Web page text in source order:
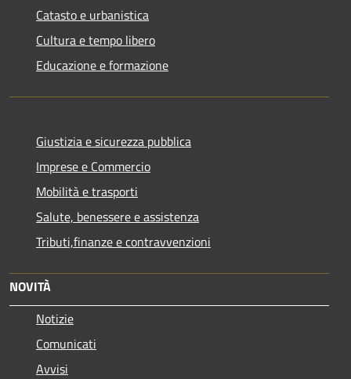
Catasto e urbanistica
Cultura e tempo libero
Educazione e formazione
Giustizia e sicurezza pubblica
Imprese e Commercio
Mobilità e trasporti
Salute, benessere e assistenza
Tributi,finanze e contravvenzioni
NOVITÀ
Notizie
Comunicati
Avvisi